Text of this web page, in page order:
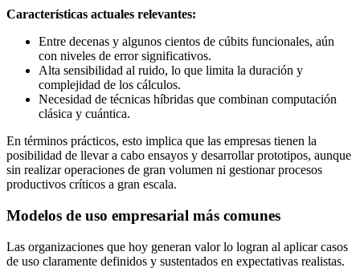
Características actuales relevantes:
Entre decenas y algunos cientos de cúbits funcionales, aún
con niveles de error significativos.
Alta sensibilidad al ruido, lo que limita la duración y
complejidad de los cálculos.
Necesidad de técnicas híbridas que combinan computación
clásica y cuántica.
En términos prácticos, esto implica que las empresas tienen la
posibilidad de llevar a cabo ensayos y desarrollar prototipos, aunque
sin realizar operaciones de gran volumen ni gestionar procesos
productivos críticos a gran escala.
Modelos de uso empresarial más comunes
Las organizaciones que hoy generan valor lo logran al aplicar casos
de uso claramente definidos y sustentados en expectativas realistas.